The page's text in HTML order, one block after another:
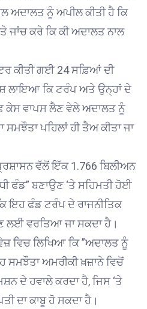
ਅਦਾਲਤ ਨੂੰ ਅਪੀਲ ਕੀਤੀ ਹੈ ਕਿ
ਕਰੇ ਕਿ ਕੀ ਅਦਾਲਤ ਨਾਲ
ਕੀਤੀ ਗਈ 24 ਸਫ਼ਿਆਂ ਦੀ
ਲਾਇਆ ਕਿ ਟਰੰਪ ਅਤੇ ਉਨ੍ਹਾਂ ਦੇ
ਕੇਸ ਵਾਪਸ ਲੈਣ ਵੇਲੇ ਅਦਾਲਤ ਨੂੰ
ਪਹਿਲਾਂ ਹੀ ਤੈਅ ਕੀਤਾ ਜਾ
ਵੱਲੋਂ ਇੱਕ 1.766 ਬਿਲੀਅਨ
ਫੰਡ” ਬਣਾਉਣ ‘ਤੇ ਸਹਿਮਤੀ ਹੋਈ
ਇਹ ਫੰਡ ਟਰੰਪ ਦੇ ਰਾਜਨੀਤਿਕ
ਲਈ ਵਰਤਿਆ ਜਾ ਸਕਦਾ ਹੈ।
ਵਿਚ ਲਿਖਿਆ ਕਿ ”ਅਦਾਲਤ ਨੂੰ
ਅਮਰੀਕੀ ਖ਼ਜ਼ਾਨੇ ਵਿਚੋਂ
ਦੇ ਹਵਾਲੇ ਕਰਦਾ ਹੈ, ਜਿਸ ‘ਤੇ
ਦਾ ਕਾਬੂ ਹੋ ਸਕਦਾ ਹੈ।